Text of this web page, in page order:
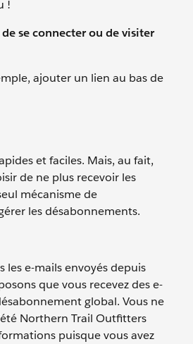
!
se connecter ou de visiter
ajouter un lien au bas de
et faciles. Mais, au fait,
de ne plus recevoir les
mécanisme de
les désabonnements.
les e-mails envoyés depuis
que vous recevez des e-
global. Vous ne
Northern Trail Outfitters
puisque vous avez